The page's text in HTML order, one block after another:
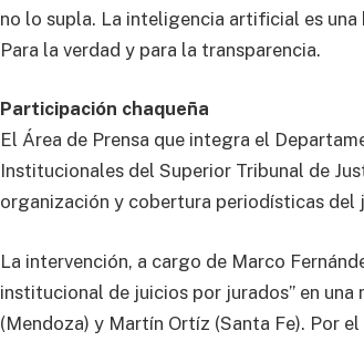
no lo supla. La inteligencia artificial es
Para la verdad y para la transparencia.
Participación chaqueña
El Área de Prensa que integra el
Institucionales del Superior Tribunal de
organización y cobertura periodísticas del
La intervención, a cargo de Marco
institucional de juicios por jurados” en
(Mendoza) y Martín Ortíz (Santa Fe). Por